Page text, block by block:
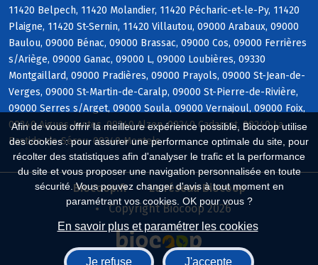
Afin de vous offrir la meilleure expérience possible, Biocoop utilise
des cookies : pour assurer une performance optimale du site, pour
récolter des statistiques afin d'analyser le trafic et la performance
du site et vous proposer une navigation personnalisée en toute
sécurité. Vous pouvez changer d'avis à tout moment en
paramétrant vos cookies. OK pour vous ?
En savoir plus et paramétrer les cookies
Je refuse J'accepte
11420 Belpech, 11420 Molandier, 11420 Pécharic-et-le-Py, 11420
Plaigne, 11420 St-Sernin, 11420 Villautou, 09000 Arabaux, 09000
Baulou, 09000 Bénac, 09000 Brassac, 09000 Cos, 09000 Ferrières
s/Ariège, 09000 Ganac, 09000 L, 09000 Loubières, 09330
Montgaillard, 09000 Pradières, 09000 Prayols, 09000 St-Jean-de-
Verges, 09000 St-Martin-de-Caralp, 09000 St-Pierre-de-Rivière,
09000 Serres s/Arget, 09000 Soula, 09000 Vernajoul, 09000 Foix,
09240 Aigues-Juntes, 09240 Alzen, 09240 Cadarcet, 09240 La
Bastide-de-Sérou, 09240 Montels
Biocoop.fr
Le réseau Biocoop
Copyright Biocoop 2026